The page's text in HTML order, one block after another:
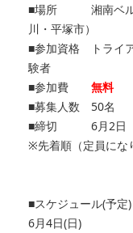
■場所 湘南ベルマ
川・平塚市）
■参加資格 トライ
験者
■参加費 無料
■募集人数 50名
■締切 6月2日（
※先着順（定員にな
■スケジュール(予定)
6月4日(日)